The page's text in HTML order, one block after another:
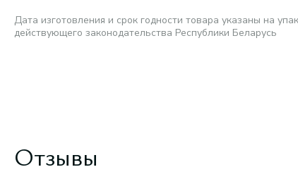
Дата изготовления и срок годности товара указаны на
действующего законодательства Республики Беларусь
Отзывы